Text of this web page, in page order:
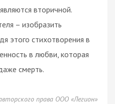
вторичной.
– изобразить
этого стихотворения в
в любви, которая
смерть.
права ООО «Легион»